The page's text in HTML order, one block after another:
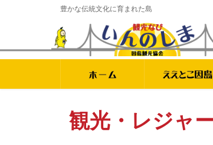
豊かな伝統文化に育まれた島
観光・レジャ